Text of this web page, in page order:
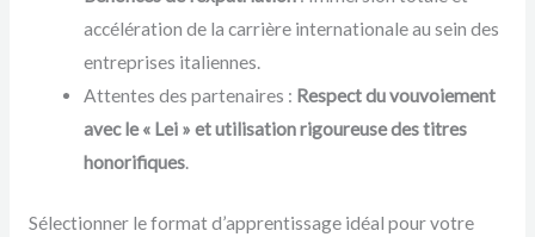
accélération de la carrière internationale au sein des
entreprises italiennes.
Attentes des partenaires : Respect du vouvoiement
avec le « Lei » et utilisation rigoureuse des titres
honorifiques.
Sélectionner le format d’apprentissage idéal pour votre